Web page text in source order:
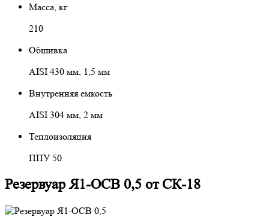
Масса, кг
210
Обшивка
AISI 430 мм, 1,5 мм
Внутренняя емкость
AISI 304 мм, 2 мм
Теплоизоляция
ППУ 50
Резервуар Я1-ОСВ 0,5 от СК-18